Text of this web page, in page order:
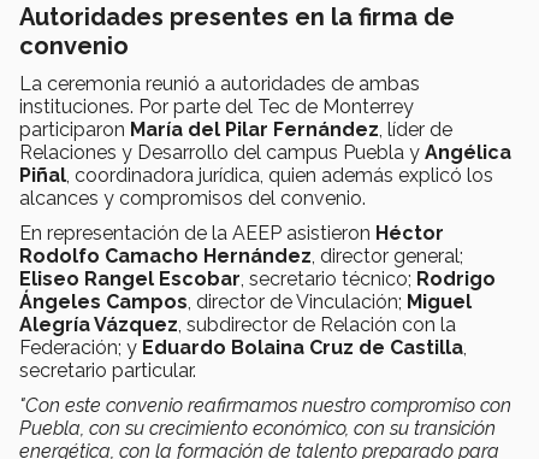
Autoridades presentes en la firma de
convenio
La ceremonia reunió a autoridades de ambas
instituciones. Por parte del Tec de Monterrey
participaron María del Pilar Fernández , líder de
Relaciones y Desarrollo del campus Puebla y Angélica
Piñal , coordinadora jurídica, quien además explicó los
alcances y compromisos del convenio.
En representación de la AEEP asistieron Héctor
Rodolfo Camacho Hernández , director general;
Eliseo Rangel Escobar , secretario técnico; Rodrigo
Ángeles Campos , director de Vinculación; Miguel
Alegría Vázquez , subdirector de Relación con la
Federación; y Eduardo Bolaina Cruz de Castilla
secretario particular.
"Con este convenio reafirmamos nuestro compromiso con
Puebla, con su crecimiento económico, con su transición
energética, con la formación de talento preparado para